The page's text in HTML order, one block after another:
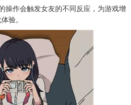
操作会触发女友的不同反应，为游戏增
验。